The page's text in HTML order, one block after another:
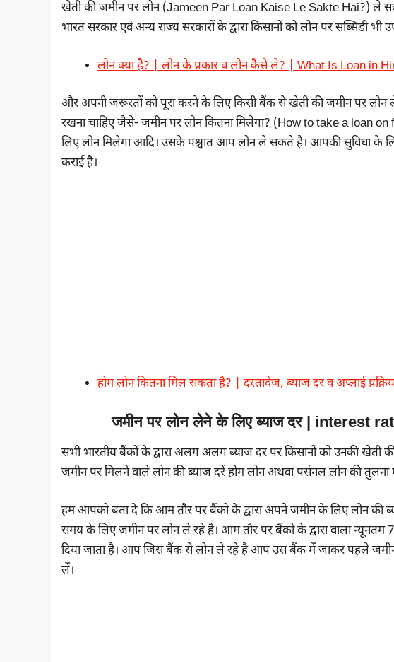
खेती की जमीन पर लोन (Jameen Par Loan Kaise Le Sakte Hai?) ले
भारत सरकार एवं अन्य राज्य सरकारों के द्वारा किसानों को लोन पर सब्सिडी
लोन क्या है? | लोन के प्रकार व लोन कैसे ले? | What Is Loan in
और अपनी जरूरतों को पूरा करने के लिए किसी बैंक से खेती की जमीन पर
रखना चाहिए जैसे- जमीन पर लोन कितना मिलेगा? (How to take a loan
लिए लोन मिलेगा आदि। उसके पश्चात आप लोन ले सकते है। आपकी सुविधा के
कराई है।
होम लोन कितना मिल सकता है? | दस्तावेज, ब्याज दर व अप्लाई
जमीन पर लोन लेने के लिए ब्याज दर | interest
सभी भारतीय बैंकों के द्वारा अलग अलग ब्याज दर पर किसानों को उनकी खेती
जमीन पर मिलने वाले लोन की ब्याज दरें होम लोन अथवा पर्सनल लोन की तुलना
हम आपको बता दे कि आम तौर पर बैंको के द्वारा अपने जमीन के लिए लोन की
समय के लिए जमीन पर लोन ले रहे है। आम तौर पर बैंको के द्वारा वाला न्यूनतम
दिया जाता है। आप जिस बैंक से लोन ले रहे है आप उस बैंक में जाकर पहले जमीन
लें।